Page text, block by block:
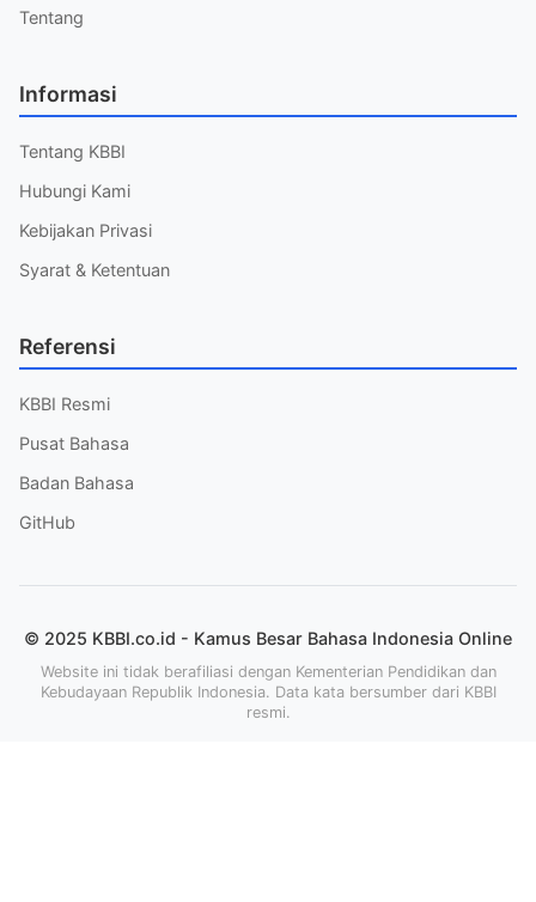
Tentang
Informasi
Tentang KBBI
Hubungi Kami
Kebijakan Privasi
Syarat & Ketentuan
Referensi
KBBI Resmi
Pusat Bahasa
Badan Bahasa
GitHub
© 2025 KBBI.co.id - Kamus Besar Bahasa Indonesia Online
Website ini tidak berafiliasi dengan Kementerian Pendidikan dan
Kebudayaan Republik Indonesia. Data kata bersumber dari KBBI
resmi.